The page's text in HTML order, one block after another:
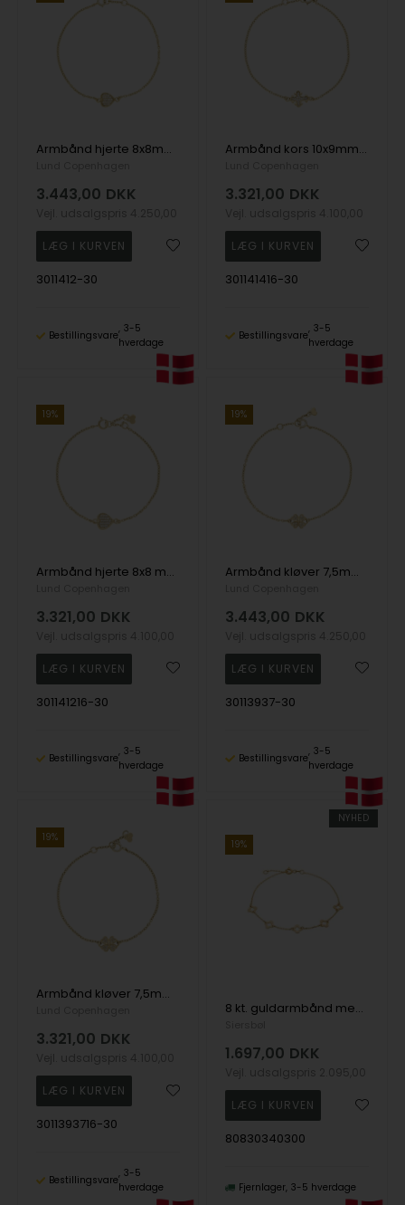
Armbånd hjerte 8x8mm zirkonia 16-18cm 8 karat, 16-18cm
3.443,00 DKK
3011412-30
Bestillingsvare
3-5
hverdage
Armbånd kors 10x9mm zirkonia 14-16cm 8 karat
3.321,00 DKK
301141416-30
Bestillingsvare
3-5
hverdage
19%
Armbånd hjerte 8x8 mm zirkonia 14-16cm 8 karat, 14-16cm
3.321,00 DKK
301141216-30
Bestillingsvare
3-5
hverdage
19%
Armbånd kløver 7,5mm zirkonia 16-18cm 8 karat, 16-18cm
3.443,00 DKK
30113937-30
Bestillingsvare
3-5
hverdage
19%
Armbånd kløver 7,5mm zirkonia 14-16cm 8 karat, 14-16cm
3.321,00 DKK
3011393716-30
Bestillingsvare
3-5
hverdage
NYHED
19%
8 kt. guldarmbånd med firkløver, fra Siersbøl
1.697,00 DKK
80830340300
Fjernlager 3-5 hverdage